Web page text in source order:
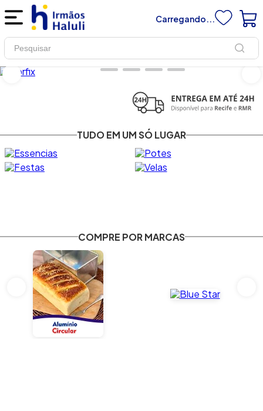
Carregando...
Pesquisar
TUDO EM UM SÓ LUGAR
COMPRE POR MARCAS